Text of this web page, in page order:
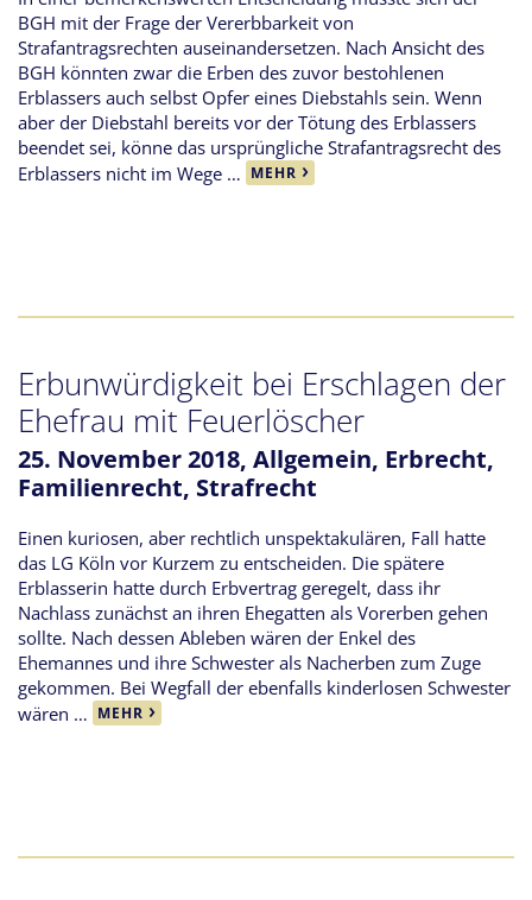
BGH mit der Frage der Vererbbarkeit von
Strafantragsrechten auseinandersetzen. Nach Ansicht des
BGH könnten zwar die Erben des zuvor bestohlenen
Erblassers auch selbst Opfer eines Diebstahls sein. Wenn
aber der Diebstahl bereits vor der Tötung des Erblassers
beendet sei, könne das ursprüngliche Strafantragsrecht des
Erblassers nicht im Wege … MEHR
Erbunwürdigkeit bei Erschlagen der
Ehefrau mit Feuerlöscher
25. November 2018, Allgemein, Erbrecht,
Familienrecht, Strafrecht
Einen kuriosen, aber rechtlich unspektakulären, Fall hatte
das LG Köln vor Kurzem zu entscheiden. Die spätere
Erblasserin hatte durch Erbvertrag geregelt, dass ihr
Nachlass zunächst an ihren Ehegatten als Vorerben gehen
sollte. Nach dessen Ableben wären der Enkel des
Ehemannes und ihre Schwester als Nacherben zum Zuge
gekommen. Bei Wegfall der ebenfalls kinderlosen Schwester
wären … MEHR